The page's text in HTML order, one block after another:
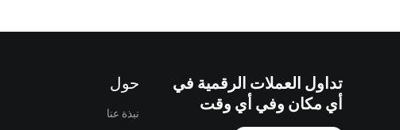
تداول العملات الرقمية في
أي مكان وفي أي وقت
حول
نبذة عنا